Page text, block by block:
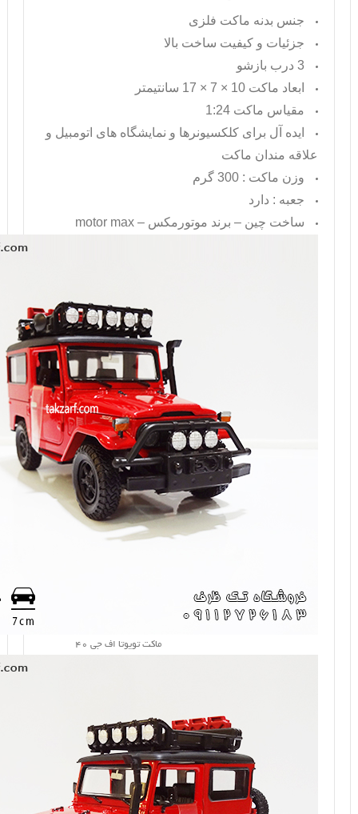
جنس بدنه ماکت فلزی
جزئیات و کیفیت ساخت بالا
3 درب بازشو
ابعاد ماکت 10 × 7 × 17 سانتیمتر
مقیاس ماکت 1:24
ایده آل برای کلکسیونرها و نمایشگاه های اتومبیل و
علاقه مندان ماکت
وزن ماکت : 300 گرم
جعبه : دارد
ساخت چین – برند موتورمکس – motor max
ماکت تویوتا اف جی 40